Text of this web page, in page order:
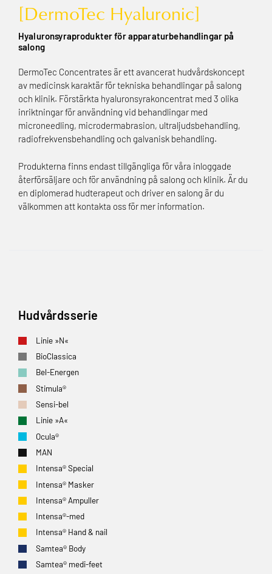
[DermoTec Hyaluronic]
Hyaluronsyraprodukter för apparaturbehandlingar på
salong
DermoTec Concentrates är ett avancerat hudvårdskoncept
av medicinsk karaktär för tekniska behandlingar på salong
och klinik. Förstärkta hyaluronsyrakoncentrat med 3 olika
inriktningar för användning vid behandlingar med
microneedling, microderma­brasion, ultraljudsbehandling,
radiofrekvens­behandling och galvanisk behandling.
Produkterna finns endast tillgängliga för våra inloggade
återförsäljare och för användning på salong och klinik. Är du
en diplomerad hudterapeut och driver en salong är du
välkommen att kontakta oss för mer information.
Hudvårdsserie
Linie »N«
BioClassica
Bel-Energen
Stimula®
Sensi-bel
Linie »A«
Ocula®
MAN
Intensa® Special
Intensa® Masker
Intensa® Ampuller
Intensa®-med
Intensa® Hand & nail
Samtea® Body
Samtea® medi-feet